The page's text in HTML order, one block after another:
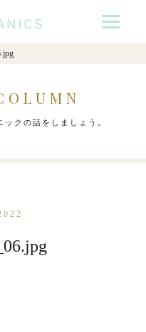
クの話をしましょう。